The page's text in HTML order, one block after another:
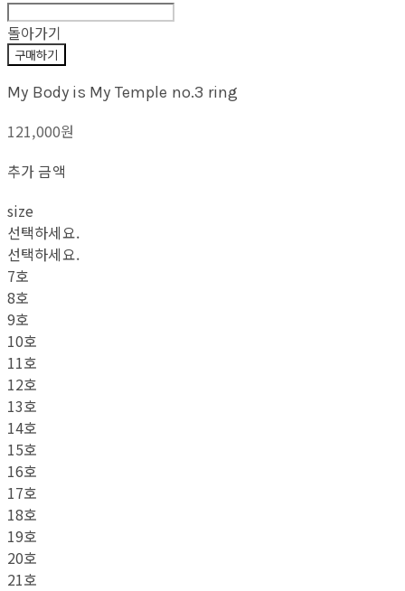
돌아가기
구매하기
My Body is My Temple no.3 ring
121,000원
추가 금액
size
선택하세요.
선택하세요.
7호
8호
9호
10호
11호
12호
13호
14호
15호
16호
17호
18호
19호
20호
21호